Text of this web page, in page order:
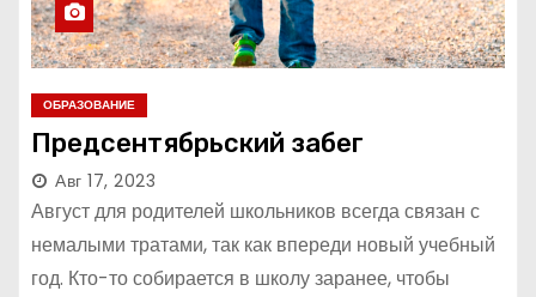
ОБРАЗОВАНИЕ
Предсентябрьский забег
Авг 17, 2023
Август для родителей школьников всегда связан с
немалыми тратами, так как впереди новый учебный
год. Кто-то собирается в школу заранее, чтобы